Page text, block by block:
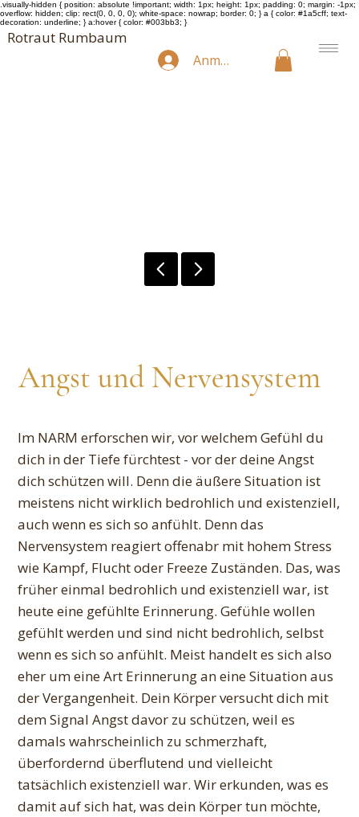
.visually-hidden { position: absolute !important; width: 1px; height: 1px; padding: 0; margin: -1px;
overflow: hidden; clip: rect(0, 0, 0, 0); white-space: nowrap; border: 0; } a { color: #1a5cff; text-
decoration: underline; } a:hover { color: #003bb3; }
Rotraut Rumbaum
Anmelden
Angst und Nervensystem
Im NARM erforschen wir, vor welchem Gefühl du
dich in der Tiefe fürchtest - vor der deine Angst
dich schützen will. Denn die äußere Situation ist
meistens nicht wirklich bedrohlich und existenziell,
auch wenn es sich so anfühlt. Denn das
Nervensystem reagiert offenabr mit hohem Stress
wie Kampf, Flucht oder Freeze Zuständen. Das, was
früher einmal bedrohlich und existenziell war, ist
heute eine gefühlte Erinnerung. Gefühle wollen
gefühlt werden und sind nicht bedrohlich, selbst
wenn es sich so anfühlt. Meist handelt es sich also
eher um eine Art Erinnerung an eine Situation aus
der Vergangenheit. Dein Körper versucht dich mit
dem Signal Angst davor zu schützen, weil es
damals wahrscheinlich zu schmerzhaft,
überfordernd überflutend und vielleicht
tatsächlich existenziell war. Wir erkunden, was es
damit auf sich hat, was dein Körper tun möchte,